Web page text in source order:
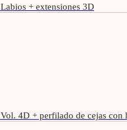
Labios + extensiones 3D
Vol. 4D + perfilado de cejas con